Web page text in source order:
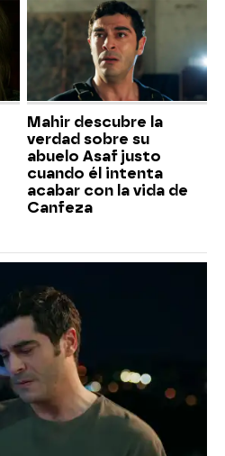
Mahir descubre la
verdad sobre su
abuelo Asaf justo
cuando él intenta
acabar con la vida de
Canfeza